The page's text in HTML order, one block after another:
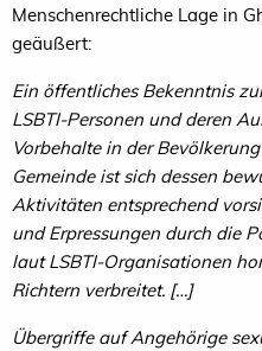
Menschenrechtliche Lage in
geäußert:
Ein öffentliches Bekenntnis
LSBTI-Personen und deren
Vorbehalte in der
Gemeinde ist sich dessen
Aktivitäten entsprechend
und Erpressungen durch die
laut LSBTI-Organisationen
Richtern verbreitet. […]
Übergriffe auf Angehörige